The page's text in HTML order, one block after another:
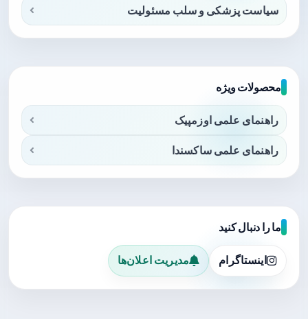
سیاست پزشکی و سلب مسئولیت
محصولات ویژه
راهنمای علمی اوزمپیک
راهنمای علمی ساکسندا
ما را دنبال کنید
اینستاگرام مدیریت اعلان‌ها